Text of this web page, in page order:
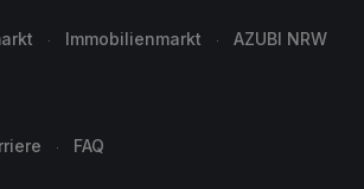
Immobilienmarkt AZUBI NRW
FAQ